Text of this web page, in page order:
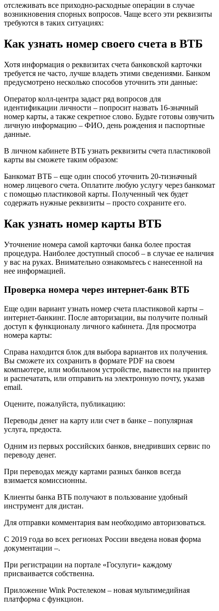
отслеживать все приходно-расходные операции в случае
возникновения спорных вопросов. Чаще всего эти реквизиты
требуются в таких ситуациях:
Как узнать номер своего счета в ВТБ
Хотя информация о реквизитах счета банковской карточки
требуется не часто, лучше владеть этими сведениями. Банком
предусмотрено несколько способов уточнить эти данные:
Оператор колл-центра задаст ряд вопросов для
идентификации личности – попросит назвать 16-значный
номер карты, а также секретное слово. Будьте готовы озвучить
личную информацию – ФИО, день рождения и паспортные
данные.
В личном кабинете ВТБ узнать реквизиты счета пластиковой
карты вы сможете таким образом:
Банкомат ВТБ – еще один способ уточнить 20-тизначный
номер лицевого счета. Оплатите любую услугу через банкомат
с помощью пластиковой карты. Полученный чек будет
содержать нужные реквизиты – просто сохраните его.
Как узнать номер карты ВТБ
Уточнение номера самой карточки банка более простая
процедура. Наиболее доступный способ – в случае ее наличия
у вас на руках. Внимательно ознакомьтесь с нанесенной на
нее информацией.
Проверка номера через интернет-банк ВТБ
Еще один вариант узнать номер счета пластиковой карты –
интернет-банкинг. После авторизации, вы получите полный
доступ к функционалу личного кабинета. Для просмотра
номера карты:
Справа находится блок для выбора вариантов их получения.
Вы сможете их сохранить в формате PDF на своем
компьютере, или мобильном устройстве, вывести на принтер
и распечатать, или отправить на электронную почту, указав
email.
Оцените, пожалуйста, публикацию:
Переводы денег на карту или счет в банке – популярная
услуга, предоста.
Одним из первых российских банков, внедривших сервис по
переводу денег.
При переводах между картами разных банков всегда
взимается комиссионны.
Клиенты банка ВТБ получают в пользование удобный
инструмент для дистан.
Для отправки комментария вам необходимо авторизоваться.
С 2019 года во всех регионах России введена новая форма
документации –.
При регистрации на портале «Госулуги» каждому
присваивается собственна.
Приложение Wink Ростелеком – новая мультимедийная
платформа с функцион.